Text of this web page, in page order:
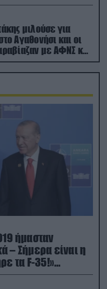
μιλούσε για
Αγαθονήσι και οι
με ΑΦΝΣ και
ήμασταν
– Σήμερα είναι η
τα F-35!»